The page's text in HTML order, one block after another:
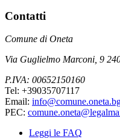
Contatti
Comune di Oneta
Via Guglielmo Marconi, 9
P.IVA: 00652150160
Tel: +39035707117
Email:
PEC:
Leggi le FAQ